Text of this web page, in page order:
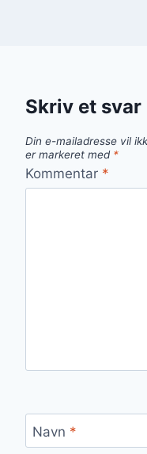
Skriv et svar
Din e-mailadresse vil
er markeret med *
Kommentar *
Navn *